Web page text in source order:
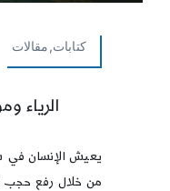
كتابات,مقالات
الرياء
يعيش الإنسان في
من خلال رفع حجب